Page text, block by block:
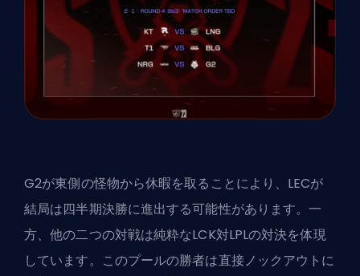
G2が東側の怪物から休暇を取ることにより、LECが
結局は四半期決勝に進出する可能性があります。一
方、他の二つの対戦は純粋なLCK対LPLの対決を体現
しています。このプールの勝者は直接ノックアウトに